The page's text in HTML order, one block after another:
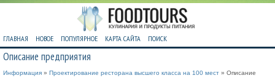
ГЛАВНАЯ НОВОЕ ПОПУЛЯРНОЕ КАРТА САЙТА ПОИСК
Описание предприятия
Информация » Проектирование ресторана высшего класса на 100 мест » Описание